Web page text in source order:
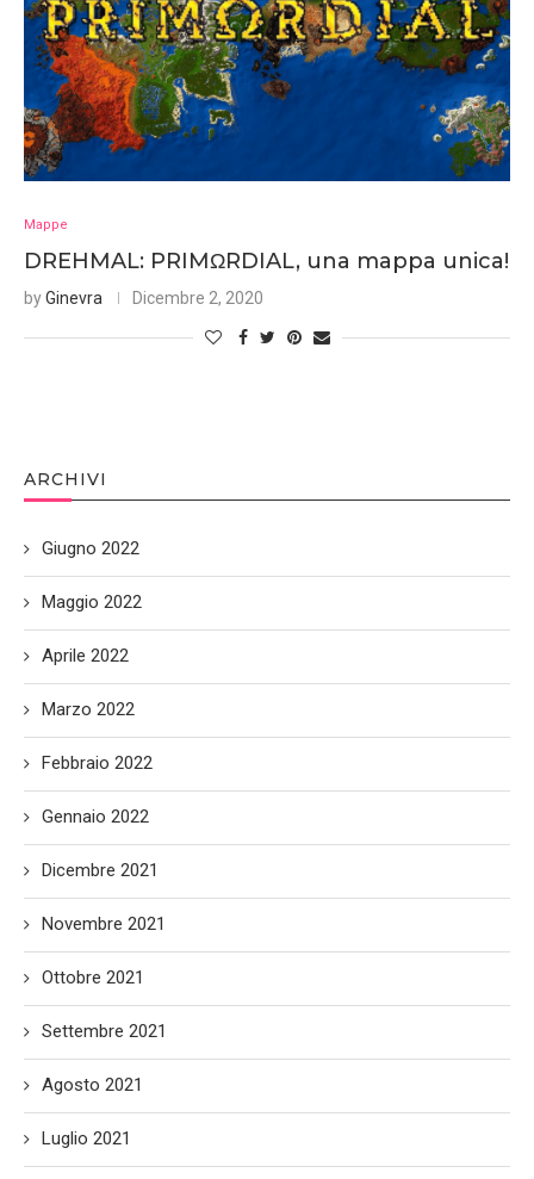
Mappe
DREHMAL: PRIMΩRDIAL, una mappa unica!
byGinevra Dicembre 2, 2020
ARCHIVI
Giugno 2022
Maggio 2022
Aprile 2022
Marzo 2022
Febbraio 2022
Gennaio 2022
Dicembre 2021
Novembre 2021
Ottobre 2021
Settembre 2021
Agosto 2021
Luglio 2021